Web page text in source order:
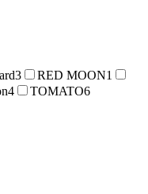
3 RED MOON1
4 TOMATO6